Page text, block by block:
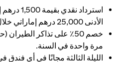
استرداد
الأدنى 25,000 درهم إماراتي خلال 60 يومًا.
مرة واحدة في السنة.
الليلة الثالثة مجانًا في أي فندق